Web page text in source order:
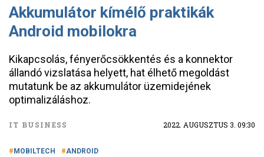
Akkumulátor kímélő praktikák
Android mobilokra
Kikapcsolás, fényerőcsökkentés és a konnektor
állandó vizslatása helyett, hat élhető megoldást
mutatunk be az akkumulátor üzemidejének
optimalizáláshoz.
IT BUSINESS 2022. AUGUSZTUS 3. 09:30
MOBILTECH ANDROID